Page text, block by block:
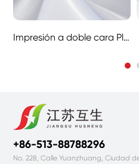
Impresión a doble cara Plata Satén
+86-513-88788296
No. 228, Calle Yuanzhuang, Ciudad